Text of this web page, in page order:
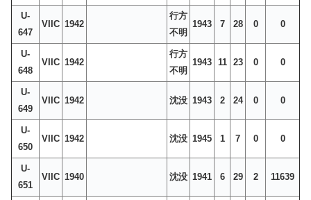
U-
647
VIIC 1942
行方
不明
1943 7 28 0 0
U-
648
VIIC 1942
行方
不明
1943 11 23 0 0
U-
649
VIIC 1942 沈没 1943 2 24 0 0
U-
650
VIIC 1942 沈没 1945 1 7 0 0
U-
651
VIIC 1940 沈没 1941 6 29 2 11639